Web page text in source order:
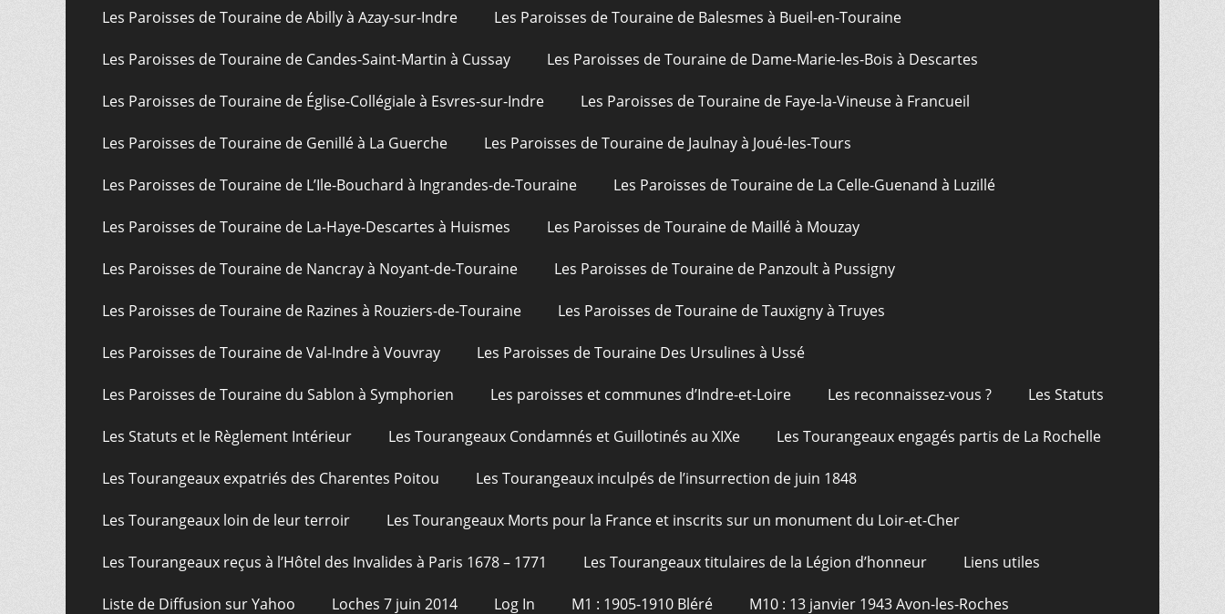
Les Paroisses de Touraine de Abilly à Azay-sur-Indre Les Paroisses de Touraine de Balesmes à Bueil-en-Touraine
Les Paroisses de Touraine de Candes-Saint-Martin à Cussay Les Paroisses de Touraine de Dame-Marie-les-Bois à Descartes
Les Paroisses de Touraine de Église-Collégiale à Esvres-sur-Indre Les Paroisses de Touraine de Faye-la-Vineuse à Francueil
Les Paroisses de Touraine de Genillé à La Guerche Les Paroisses de Touraine de Jaulnay à Joué-les-Tours
Les Paroisses de Touraine de L’Ile-Bouchard à Ingrandes-de-Touraine Les Paroisses de Touraine de La Celle-Guenand à Luzillé
Les Paroisses de Touraine de La-Haye-Descartes à Huismes Les Paroisses de Touraine de Maillé à Mouzay
Les Paroisses de Touraine de Nancray à Noyant-de-Touraine Les Paroisses de Touraine de Panzoult à Pussigny
Les Paroisses de Touraine de Razines à Rouziers-de-Touraine Les Paroisses de Touraine de Tauxigny à Truyes
Les Paroisses de Touraine de Val-Indre à Vouvray Les Paroisses de Touraine Des Ursulines à Ussé
Les Paroisses de Touraine du Sablon à Symphorien Les paroisses et communes d’Indre-et-Loire Les reconnaissez-vous ? Les Statuts
Les Statuts et le Règlement Intérieur Les Tourangeaux Condamnés et Guillotinés au XIXe Les Tourangeaux engagés partis de La Rochelle
Les Tourangeaux expatriés des Charentes Poitou Les Tourangeaux inculpés de l’insurrection de juin 1848
Les Tourangeaux loin de leur terroir Les Tourangeaux Morts pour la France et inscrits sur un monument du Loir-et-Cher
Les Tourangeaux reçus à l’Hôtel des Invalides à Paris 1678 – 1771 Les Tourangeaux titulaires de la Légion d’honneur Liens utiles
Liste de Diffusion sur Yahoo Loches 7 juin 2014 Log In M1 : 1905-1910 Bléré M10 : 13 janvier 1943 Avon-les-Roches